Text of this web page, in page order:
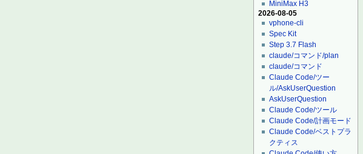
MiniMax H3
2026-08-05
vphone-cli
Spec Kit
Step 3.7 Flash
claude/コマンド/plan
claude/コマンド
Claude Code/ツー
ル/AskUserQuestion
AskUserQuestion
Claude Code/ツール
Claude Code/計画モード
Claude Code/ベストプラ
クティス